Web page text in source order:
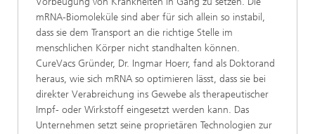
mRNA-Biomoleküle sind aber für sich allein so instabil,
dass sie dem Transport an die richtige Stelle im
menschlichen Körper nicht standhalten können.
CureVacs Gründer, Dr. Ingmar Hoerr, fand als Doktorand
heraus, wie sich mRNA so optimieren lässt, dass sie bei
direkter Verabreichung ins Gewebe als therapeutischer
Impf- oder Wirkstoff eingesetzt werden kann. Das
Unternehmen setzt seine proprietären Technologien zur